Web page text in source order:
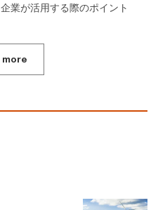
業が活用する際のポイント
more